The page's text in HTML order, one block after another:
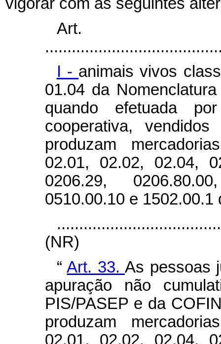
vigorar com as seguintes
I - animais vivos
01.04 da
quando efetuada
cooperativa,
produzam
02.01, 02.02, 02.04,
0206.29,
0510.00.10 e 1502.00.1
(NR)
“Art. 33. As pessoas
apuração não
PIS/PASEP e da
produzam
02.01, 02.02, 02.04,